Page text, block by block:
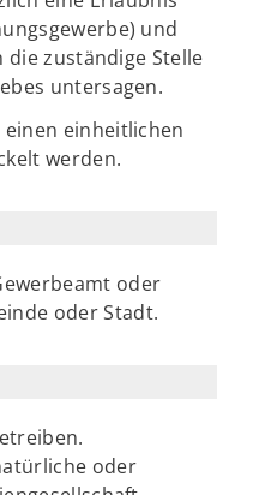
und
zuständige Stelle
untersagen.
einheitlichen
werden.
oder
oder Stadt.
oder